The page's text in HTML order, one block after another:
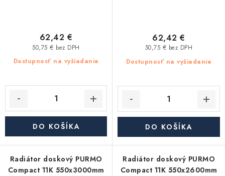
Dostupnosť na vyžiadanie
50,75 € bez DPH
62,42 €
DO KOŠÍKA
Dostupnosť na vyžiadanie
50,75 € bez DPH
62,42 €
DO KOŠÍKA
Radiátor doskový PURMO
Compact 11K 550x3000mm
Radiátor doskový PURMO
Compact 11K 550x2600mm